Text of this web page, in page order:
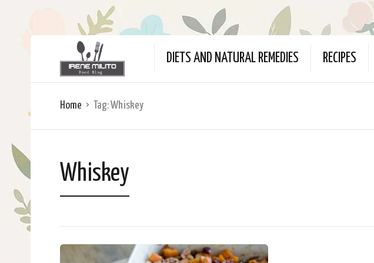
DIETS AND NATURAL REMEDIES RECIPES
Home Tag:Whiskey
Whiskey